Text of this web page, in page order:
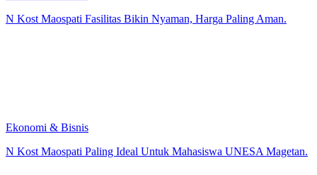
N Kost Maospati Fasilitas Bikin Nyaman, Harga Paling Aman.
Ekonomi & Bisnis
N Kost Maospati Paling Ideal Untuk Mahasiswa UNESA Magetan.